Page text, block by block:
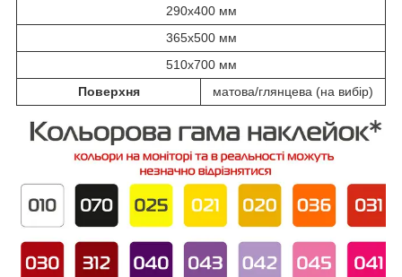
290х400 мм
365х500 мм
510х700 мм
Поверхня
матова/глянцева (на вибір)